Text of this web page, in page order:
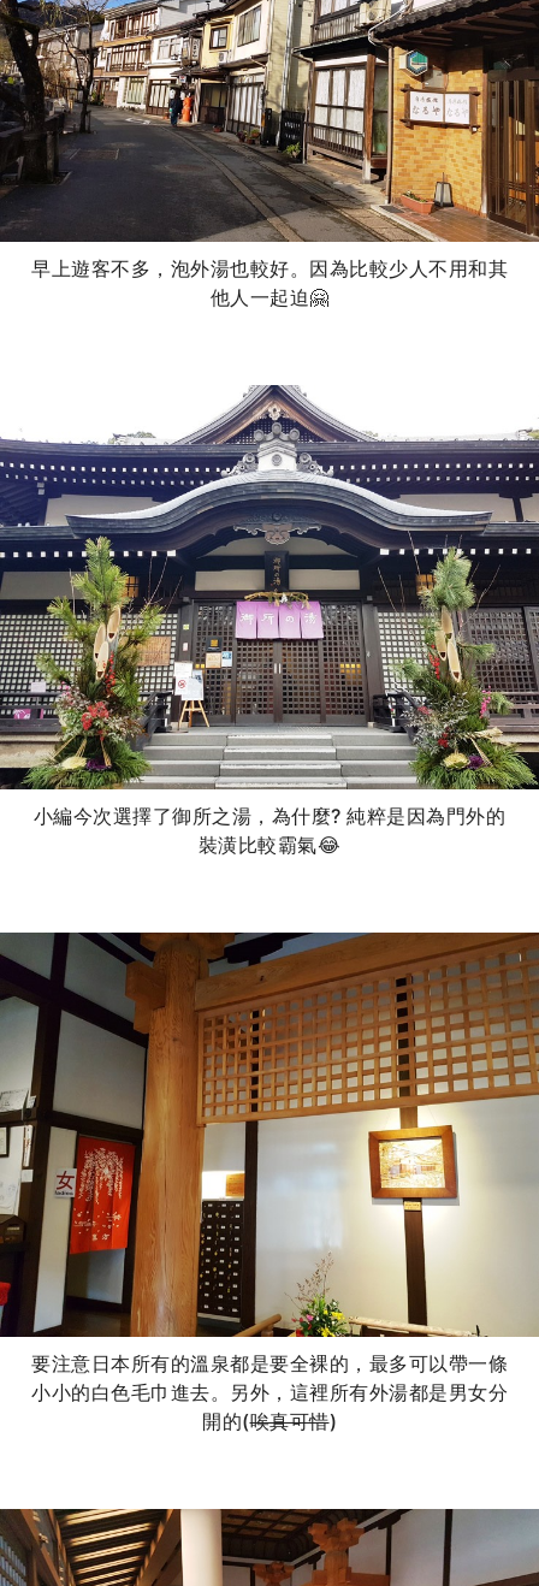
早上遊客不多，泡外湯也較好。因為比較少人不用和其
他人一起迫🤗
小編今次選擇了御所之湯，為什麼? 純粹是因為門外的
裝潢比較霸氣😂
要注意日本所有的溫泉都是要全裸的，最多可以帶一條
小小的白色毛巾進去。另外，這裡所有外湯都是男女分
開的(唉真可惜)